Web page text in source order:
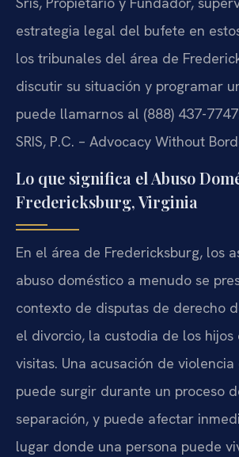
estrategia legal del bufete en
los tribunales del área de
discutir su situación y programar
puede llamarnos al (888) 437-
SRIS, P.C. – Advocacy Without
Lo que significa el Abuso
Fredericksburg, Virginia
En el área de Fredericksburg, los
abuso doméstico a menudo se
contexto de disputas de derecho
el divorcio, la custodia de los hijos
visitas. Una acusación de
puede surgir durante un proceso
separación, y puede afectar
lugar donde una persona puede